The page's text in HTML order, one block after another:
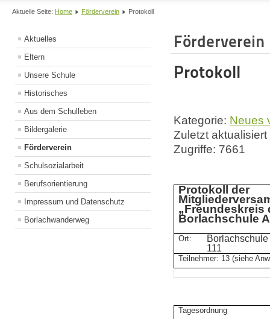
Aktuelle Seite: Home Förderverein Protokoll
Aktuelles
Eltern
Unsere Schule
Historisches
Aus dem Schulleben
Bildergalerie
Förderverein
Schulsozialarbeit
Berufsorientierung
Impressum und Datenschutz
Borlachwanderweg
Förderverein
Protokoll
Kategorie: Neues
Zuletzt
Zugriffe: 7661
Protokoll der
„Freundeskreis
Borlachschule
Ort:
111
Teilnehmer: 13 (siehe
Tagesordnung